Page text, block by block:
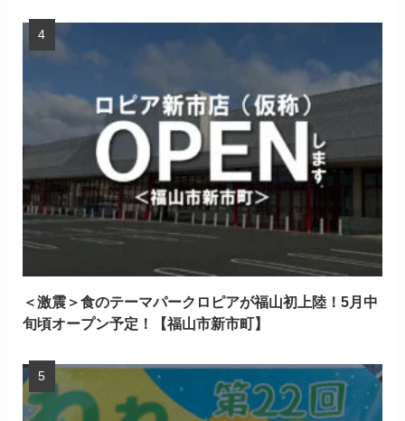
＜激震＞食のテーマパークロピアが福山初上陸！5月中
旬頃オープン予定！【福山市新市町】